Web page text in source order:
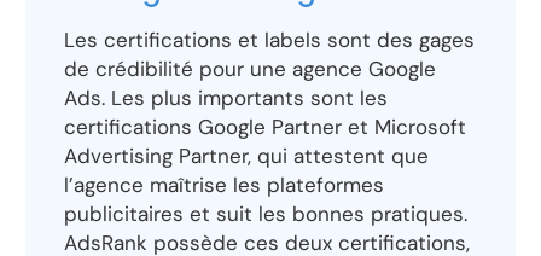
Les certifications et labels sont des gages
de crédibilité pour une agence Google
Ads. Les plus importants sont les
certifications Google Partner et Microsoft
Advertising Partner, qui attestent que
l’agence maîtrise les plateformes
publicitaires et suit les bonnes pratiques.
AdsRank possède ces deux certifications,